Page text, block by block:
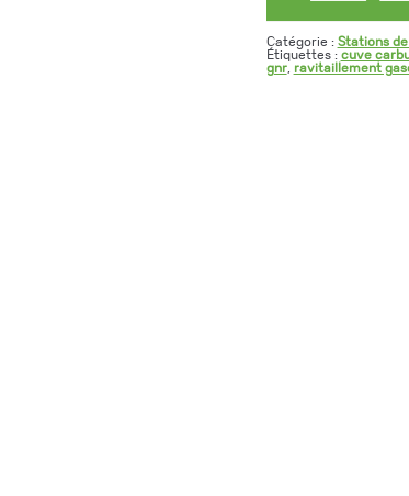
Catégorie : Stations
Étiquettes : cuve
gnr, ravitaillement